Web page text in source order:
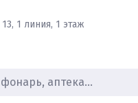
1 линия, 1 этаж